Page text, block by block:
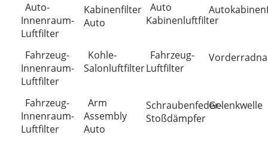
Auto-
Innenraum-
Luftfilter
Kabinenfilter
Auto
Auto
Kabinenluftfilter
Fahrzeug-
Innenraum-
Luftfilter
Kohle-
Salonluftfilter
Fahrzeug-
Luftfilter
Fahrzeug-
Innenraum-
Luftfilter
Arm
Assembly
Auto
Schraubenfeder-
Stoßdämpfer
Gelenkwelle